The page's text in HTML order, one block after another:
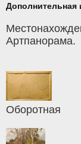
Артпанорама.
Оборотная